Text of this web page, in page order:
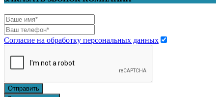
Согласие на обработку персональных данных
Отправить